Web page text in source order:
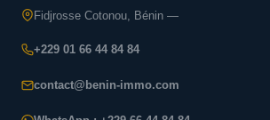
Fidjrosse Cotonou, Bénin —
+229 01 66 44 84 84
contact@benin-immo.com